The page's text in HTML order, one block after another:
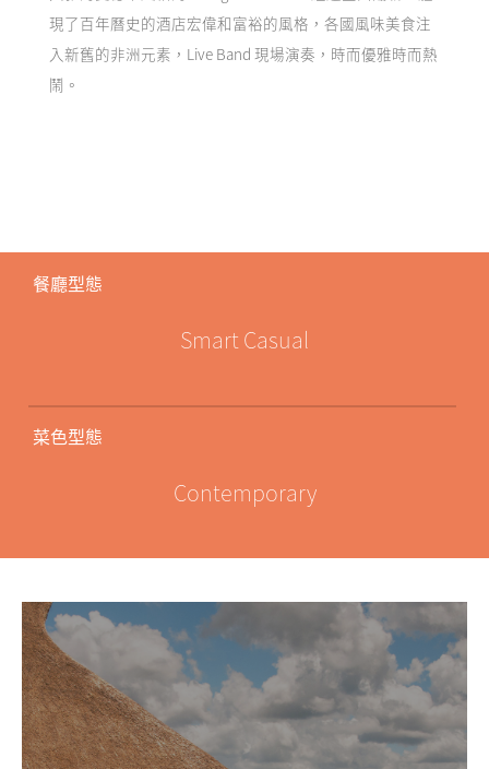
現了百年曆史的酒店宏偉和富裕的風格，各國風味美食注
入新舊的非洲元素，Live Band 現場演奏，時而優雅時而熱
鬧。
餐廳型態
Smart Casual
菜色型態
Contemporary